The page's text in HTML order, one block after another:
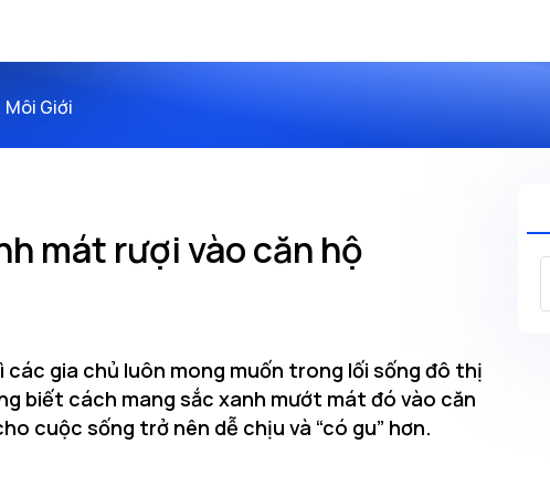
Môi Giới
mát rượi vào căn hộ
các gia chủ luôn mong muốn trong lối sống đô thị
biết cách mang sắc xanh mướt mát đó vào căn
cuộc sống trở nên dễ chịu và “có gu” hơn.